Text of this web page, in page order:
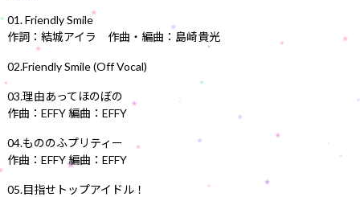
01. Friendly Smile
作詞：結城アイラ 作曲・編曲：島崎貴光
02.Friendly Smile (Off Vocal)
03.理由あってほのぼの
作曲：EFFY 編曲：EFFY
04.もののふプリティー
作曲：EFFY 編曲：EFFY
05.目指せトップアイドル！